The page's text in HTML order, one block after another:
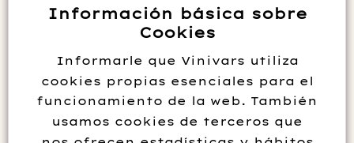
La garnacha era la variedad mayoritaria hasta hace no más
10% de la superficie plantada.
Este vino refleja las cualidades de esta variedad en los viñedos
en altura de las laderas norte de la Sierra de Yerga y la
idoneidad de las mismas para su cultivo.
Información básica sobre
Cookies
Informarle que Vinivars utiliza
cookies propias esenciales para el
funcionamiento de la web. También
usamos cookies de terceros que